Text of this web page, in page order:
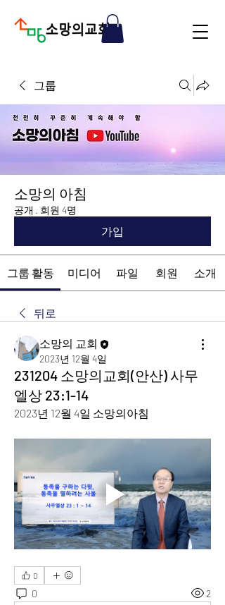
그룹
소망의 아침
공개 · 회원 4명
가입
그룹 활동 미디어 파일 회원 소개
뒤로
소망의 교회
2023년 12월 4일
231204 소망의교회(안산) 사무
엘상 23:1-14
2023년 12월 4일 소망의아침
0
0 2